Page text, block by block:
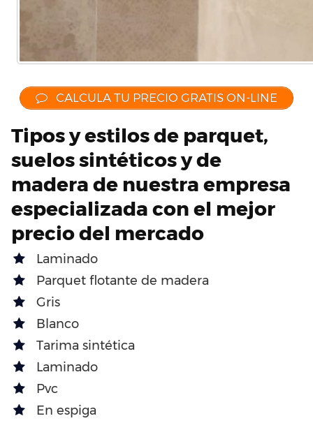
CALCULA TU PRECIO GRATIS ON-LINE
Tipos y estilos de parquet,
suelos sintéticos y de
madera de nuestra empresa
especializada con el mejor
precio del mercado
Laminado
Parquet flotante de madera
Gris
Blanco
Tarima sintética
Laminado
Pvc
En espiga